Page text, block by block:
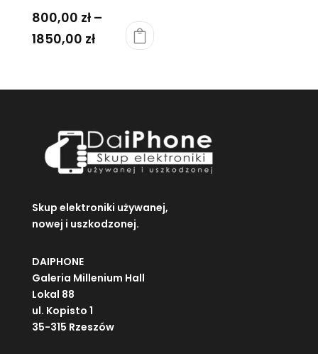
800,00 zł –
1850,00 złZakres
1850,00 zł
ma
Opcje
można
wybrać
stronie
produktu
Skup elektroniki używanej,
nowej i uszkodzonej.
DAIPHONE
Galeria Millenium Hall
Lokal 88
ul. Kopisto 1
35-315 Rzeszów